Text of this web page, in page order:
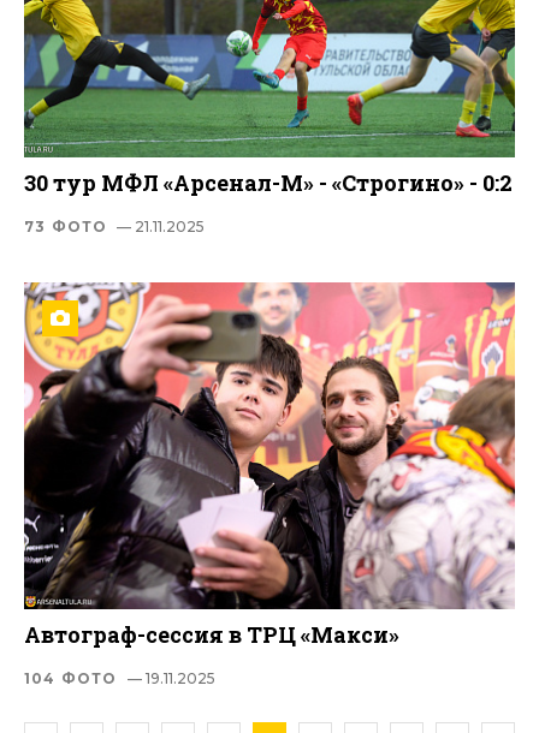
30 тур МФЛ «Арсенал-М» - «Строгино» - 0:2
73 ФОТО — 21.11.2025
Автограф-сессия в ТРЦ «Макси»
104 ФОТО — 19.11.2025